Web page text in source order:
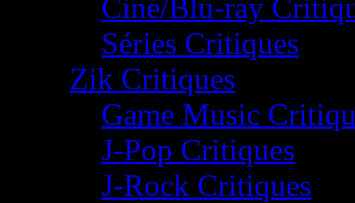
Ciné/Blu-ray
Séries Critiques
Zik Critiques
Game Music
J-Pop Critiques
J-Rock Critiques